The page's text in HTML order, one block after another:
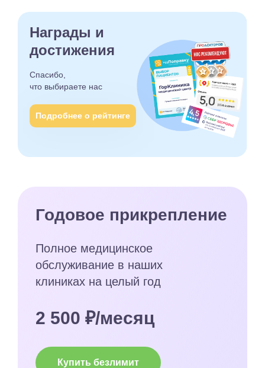
Награды и
достижения
Спасибо,
что выбираете нас
Подробнее о рейтинге
Годовое прикрепление
Полное медицинское
обслуживание в наших
клиниках на целый год
2 500 ₽/месяц
Купить безлимит